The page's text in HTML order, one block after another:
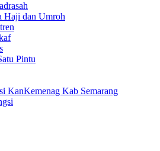
Haji dan Umroh
Pintu
KanKemenag Kab Semarang